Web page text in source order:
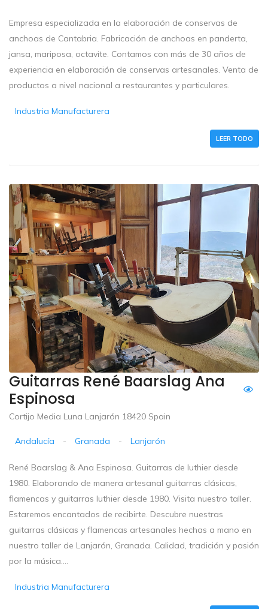
Empresa especializada en la elaboración de conservas de
anchoas de Cantabria. Fabricación de anchoas en panderta,
jansa, mariposa, octavite. Contamos con más de 30 años de
experiencia en elaboración de conservas artesanales. Venta de
productos a nivel nacional a restaurantes y particulares.
Industria Manufacturera
LEER TODO
Guitarras René Baarslag Ana
Espinosa
Cortijo Media Luna Lanjarón 18420 Spain
Andalucía - Granada - Lanjarón
René Baarslag & Ana Espinosa. Guitarras de luthier desde
1980. Elaborando de manera artesanal guitarras clásicas,
flamencas y guitarras luthier desde 1980. Visita nuestro taller.
Estaremos encantados de recibirte. Descubre nuestras
guitarras clásicas y flamencas artesanales hechas a mano en
nuestro taller de Lanjarón, Granada. Calidad, tradición y pasión
por la música....
Industria Manufacturera